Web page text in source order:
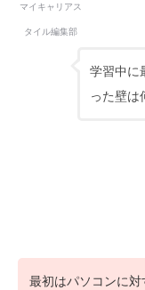
マイキャリアス
タイル編集部
学習中に
った壁は
最初はパソコンに